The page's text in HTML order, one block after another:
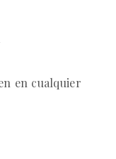
en cualquier